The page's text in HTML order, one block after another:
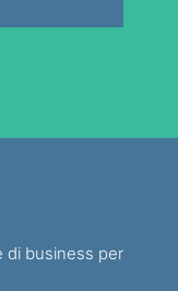
di business per